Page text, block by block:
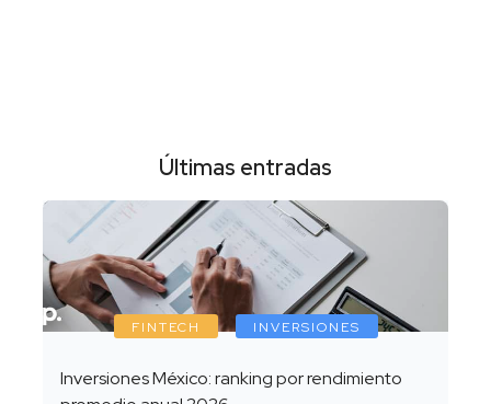
Últimas entradas
FINTECH INVERSIONES
Inversiones México: ranking por rendimiento